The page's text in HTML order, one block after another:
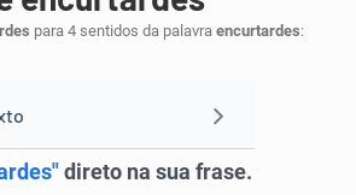
para 4 sentidos da palavra encurtardes: